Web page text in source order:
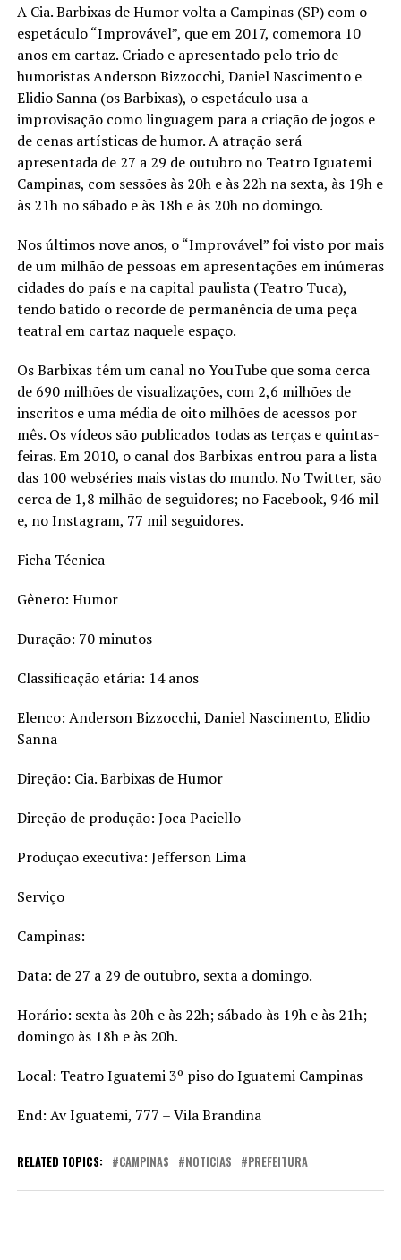
A Cia. Barbixas de Humor volta a Campinas (SP) com o
espetáculo “Improvável”, que em 2017, comemora 10
anos em cartaz. Criado e apresentado pelo trio de
humoristas Anderson Bizzocchi, Daniel Nascimento e
Elidio Sanna (os Barbixas), o espetáculo usa a
improvisação como linguagem para a criação de jogos e
de cenas artísticas de humor. A atração será
apresentada de 27 a 29 de outubro no Teatro Iguatemi
Campinas, com sessões às 20h e às 22h na sexta, às 19h e
às 21h no sábado e às 18h e às 20h no domingo.
Nos últimos nove anos, o “Improvável” foi visto por mais
de um milhão de pessoas em apresentações em inúmeras
cidades do país e na capital paulista (Teatro Tuca),
tendo batido o recorde de permanência de uma peça
teatral em cartaz naquele espaço.
Os Barbixas têm um canal no YouTube que soma cerca
de 690 milhões de visualizações, com 2,6 milhões de
inscritos e uma média de oito milhões de acessos por
mês. Os vídeos são publicados todas as terças e quintas-
feiras. Em 2010, o canal dos Barbixas entrou para a lista
das 100 webséries mais vistas do mundo. No Twitter, são
cerca de 1,8 milhão de seguidores; no Facebook, 946 mil
e, no Instagram, 77 mil seguidores.
Ficha Técnica
Gênero: Humor
Duração: 70 minutos
Classificação etária: 14 anos
Elenco: Anderson Bizzocchi, Daniel Nascimento, Elidio
Sanna
Direção: Cia. Barbixas de Humor
Direção de produção: Joca Paciello
Produção executiva: Jefferson Lima
Serviço
Campinas:
Data: de 27 a 29 de outubro, sexta a domingo.
Horário: sexta às 20h e às 22h; sábado às 19h e às 21h;
domingo às 18h e às 20h.
Local: Teatro Iguatemi 3º piso do Iguatemi Campinas
End: Av Iguatemi, 777 – Vila Brandina
RELATED TOPICS: CAMPINAS NOTICIAS PREFEITURA